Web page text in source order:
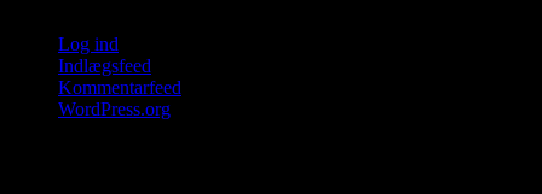
Log ind
Indlægsfeed
Kommentarfeed
WordPress.org